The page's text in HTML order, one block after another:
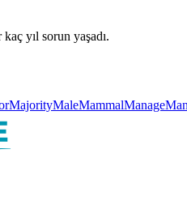
kaç yıl sorun yaşadı.
MajorityMaleMammalManage